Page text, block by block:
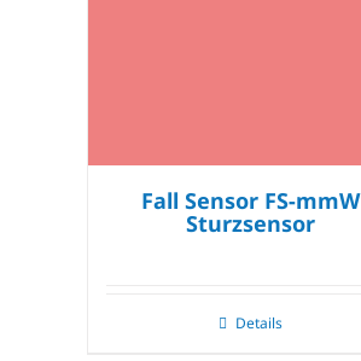
Fall Sensor FS-mmW
Sturzsensor
Details